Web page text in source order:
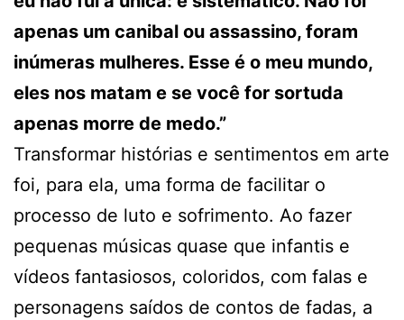
apenas um canibal ou assassino, foram
inúmeras mulheres. Esse é o meu mundo,
eles nos matam e se você for sortuda
apenas morre de medo.”
Transformar histórias e sentimentos em arte
foi, para ela, uma forma de facilitar o
processo de luto e sofrimento. Ao fazer
pequenas músicas quase que infantis e
vídeos fantasiosos, coloridos, com falas e
personagens saídos de contos de fadas, a